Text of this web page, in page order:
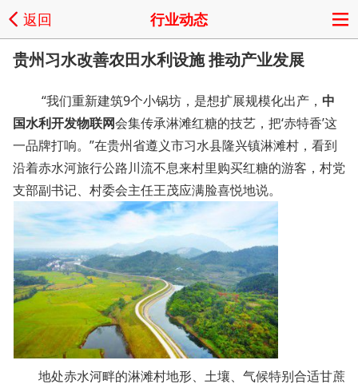
返回 行业动态
贵州习水改善农田水利设施 推动产业发展
“我们重新建筑9个小锅坊，是想扩展规模化出产， 中
国水利开发物联网会集传承淋滩红糖的技艺，把‘赤特香’这
一品牌打响。”在贵州省遵义市习水县隆兴镇淋滩村，看到
沿着赤水河旅行公路川流不息来村里购买红糖的游客，村党
支部副书记、村委会主任王茂应满脸喜悦地说。
地处赤水河畔的淋滩村地形、土壤、气候特别合适甘蔗